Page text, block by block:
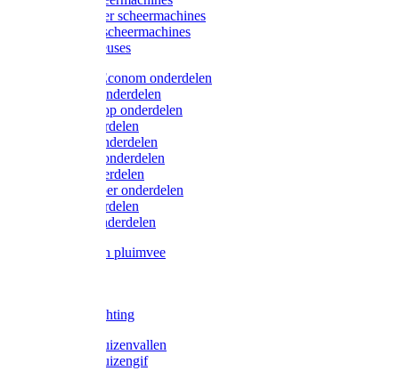
FarmClipper scheermachines
Constanta scheermachines
Wahl tondeuses
Aesculap/Econom onderdelen
Hauptner onderdelen
Lister/Liscop onderdelen
Eider onderdelen
Heiniger onderdelen
Constanta onderdelen
Moser onderdelen
Farm Clipper onderdelen
Oster onderdelen
TailWell onderdelen
Voerbakken pluimvee
LED verlichting
Ratten / Muizenvallen
Ratten / Muizengif